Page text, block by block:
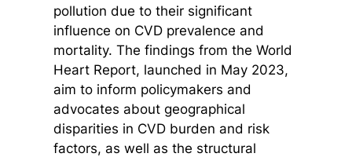
pollution due to their significant
influence on CVD prevalence and
mortality. The findings from the World
Heart Report, launched in May 2023,
aim to inform policymakers and
advocates about geographical
disparities in CVD burden and risk
factors, as well as the structural